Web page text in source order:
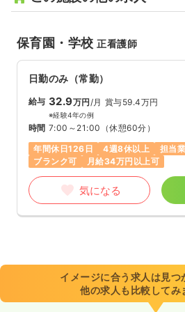
保育園・学校正看護師
日勤のみ（常勤）
給与 32.9万円/月 賞与59.4万円
※経験4年の例
時間 7:00～21:00 （休憩60分）
年間休日126日
4週8休以上
担当
ブランク可
月給34万円以上可
気になる
イメージに合う求人は見つ
他の求人も比較してみ